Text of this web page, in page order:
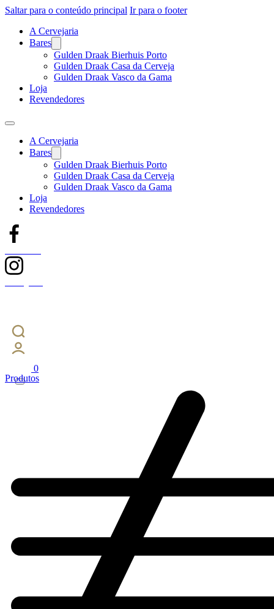
Saltar para o conteúdo principal Ir para o footer
A Cervejaria
Bares
Gulden Draak Bierhuis Porto
Gulden Draak Casa da Cerveja
Gulden Draak Vasco da Gama
Loja
Revendedores
A Cervejaria
Bares
Gulden Draak Bierhuis Porto
Gulden Draak Casa da Cerveja
Gulden Draak Vasco da Gama
Loja
Revendedores
0
Produtos